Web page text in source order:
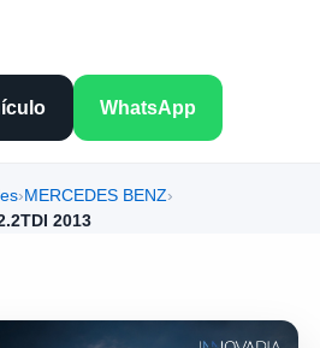
WhatsApp
› MERCEDES BENZ›
2013